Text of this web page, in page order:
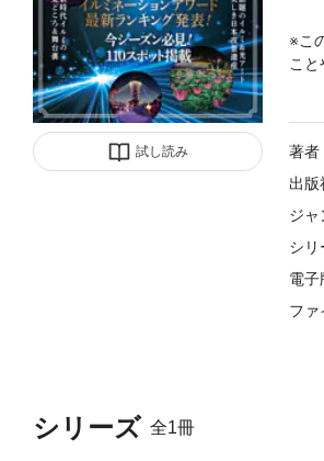
試し読み
シリーズ 全1冊
※こ
こ
中
ョン
の島
夜
ー
ョン
著者
出版
ジャ
シリ
電子
ファ